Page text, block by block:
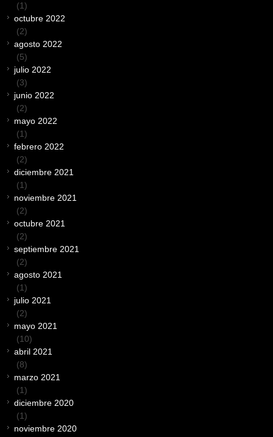
(1)
octubre 2022
(2)
agosto 2022
(5)
julio 2022
(3)
junio 2022
(2)
mayo 2022
(1)
febrero 2022
(2)
diciembre 2021
(1)
noviembre 2021
(2)
octubre 2021
(2)
septiembre 2021
(2)
agosto 2021
(1)
julio 2021
(2)
mayo 2021
(10)
abril 2021
(8)
marzo 2021
(1)
diciembre 2020
(1)
noviembre 2020